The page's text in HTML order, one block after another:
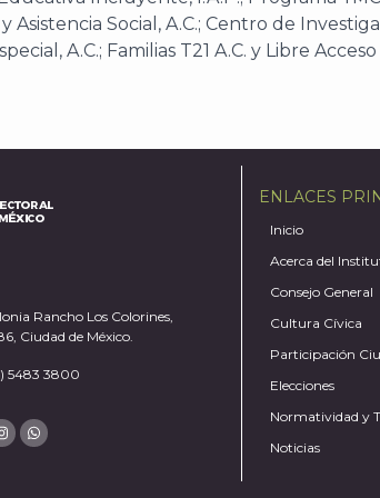
Asistencia Social, A.C.; Centro de
A.C.; Familias T21 A.C. y Libre Acceso
Rancho Los Colorines,
Ciudad de México.
5483 3800
ENLACES
Inicio
Acerca del
Consejo General
Cultura Cívica
Participación
Elecciones
Normatividad y
Noticias